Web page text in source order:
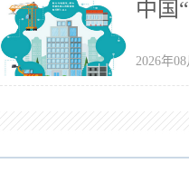
中国
2026年